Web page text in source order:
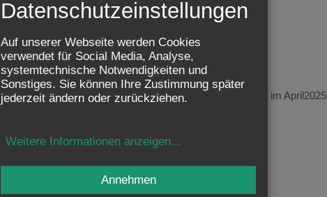
Auferstehung – für moderne Menschen?
Weihbischof Stephan Turnovszky - Kolumne in der NÖN im April2025
Datenschutzeinstellungen
Auf unserer Webseite werden Cookies
verwendet für Social Media, Analyse,
systemtechnische Notwendigkeiten und
Sonstiges. Sie können Ihre Zustimmung später
jederzeit ändern oder zurückziehen.
Weitere Informationen anzeigen...
Annehmen